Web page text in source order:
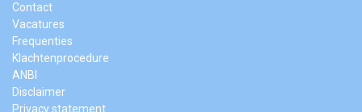
Contact
Vacatures
Frequenties
Klachtenprocedure
ANBI
Disclaimer
Privacy statement